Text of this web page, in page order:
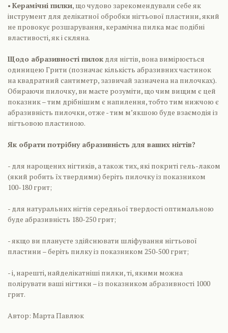
• Керамічні пилки, що чудово зарекомендували себе як
інструмент для делікатної обробки нігтьової пластини, який
не провокує розшарування, керамічна пилка має подібні
властивості, як і скляна.
Щодо абразивності пилок для нігтів, вона вимірюється
одиницею Грити (позначає кількість абразивних частинок
на квадратний сантиметр, зазвичай зазначена на пилочках).
Обираючи пилочку, ви маєте розуміти, що чим вищим є цей
показник – тим дрібнішим є напилення, тобто тим нижчою є
абразивність пилочки, отже - тим м’якшою буде взаємодія із
нігтьовою пластиною.
Як обрати потрібну абразивність для ваших нігтів?
- для нарощених нігтиків, а також тих, які покриті гель-лаком
(який робить їх твердими) беріть пилочку із показником
100-180 грит;
- для натуральних нігтів середньої твердості оптимальною
буде абразивність 180-250 грит;
- якщо ви плануєте здійснювати шліфування нігтьової
пластини – беріть пилку із показником 250-500 грит;
- і, нарешті, найделікатніші пилки, ті, якими можна
полірувати ваші нігтики – із показником абразивності 1000
грит.
Автор: Марта Павлюк